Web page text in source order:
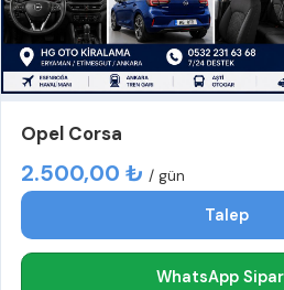
Opel Corsa
2.500,00 ₺ / gün
Talep
WhatsApp